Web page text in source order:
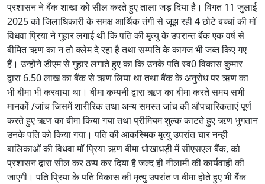
प्रशासन ने बैंक शाखा को सील करते हुए ताला जड़ दिया है। विगत 11 जुलाई
2025 को जिलाधिकारी के समक्ष आर्थिक तंगी से जूझ रही 4 छोटे बच्चां की मॉ
विधवा प्रिया ने गुहार लगाई थी कि पति की मृत्यु के उपरान्त बैंक एक वर्ष से
बीमित ऋण का न तो क्लेम दे रहा है तथा सम्पति के कागज भी जब्त किए गए
हैं। उन्होंने डीएम से गुहार लगाते हुए का कि उनके पति स्व0 विकास कुमार
द्वारा 6.50 लाख का बैंक से ऋण लिया था तथा बैंक के अनुरोध पर ऋण का
भी बीमा भी करवाया था। बीमा कम्पनी द्वारा ऋण का बीमा करते समय सभी
मानकों /जांच जिसमें शारीरिक तथा अन्य समस्त जांच की औपचारिकताएं पूर्ण
करते हुए ऋण का बीमा किया गया तथा प्रीमियम शुल्क काटते हुए ऋण भुगतान
उनके पति को किया गया। पति की आकस्मिक मृत्यु उपरांत चार नन्ही
बालिकाओं की विधवा मॉ प्रिया ऋण बीमा धोखाधड़ी में सीएसएल बैंक, को
प्रशासन द्वारा सील कर ठप्प कर दिया है जल्द ही नीलामी की कार्यवाही की
जाएगी। पति प्रिया के पति विकास की मृत्यु उपरांत ण बीमा होते हुए भी बैंक